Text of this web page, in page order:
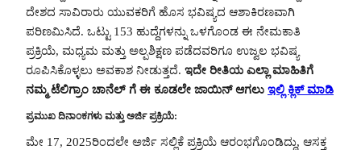
ದೇಶದ ಸಾವಿರಾರು ಯುವಕರಿಗೆ ಹೊಸ ಭವಿಷ್ಯದ ಆಶಾಕಿರಣವಾಗಿ
ಪರಿಣಮಿಸಿದೆ. ಒಟ್ಟು 153 ಹುದ್ದೆಗಳನ್ನು ಒಳಗೊಂಡ ಈ ನೇಮಕಾತಿ
ಪ್ರಕ್ರಿಯೆ, ಮಧ್ಯಮ ಮತ್ತು ಅಲ್ಪಶಿಕ್ಷಣ ಪಡೆದವರಿಗೂ ಉಜ್ವಲ ಭವಿಷ್ಯ
ರೂಪಿಸಿಕೊಳ್ಳಲು ಅವಕಾಶ ನೀಡುತ್ತದೆ. ಇದೇ ರೀತಿಯ ಎಲ್ಲಾ ಮಾಹಿತಿಗೆ
ನಮ್ಮ ಟೆಲಿಗ್ರಾಂ ಚಾನೆಲ್ ಗೆ ಈ ಕೂಡಲೇ ಜಾಯಿನ್ ಆಗಲು ಇಲ್ಲಿ ಕ್ಲಿಕ್ ಮಾಡಿ
ಪ್ರಮುಖ ದಿನಾಂಕಗಳು ಮತ್ತು ಅರ್ಜಿ ಪ್ರಕ್ರಿಯೆ:
ಮೇ 17, 2025ರಿಂದಲೇ ಅರ್ಜಿ ಸಲ್ಲಿಕೆ ಪ್ರಕ್ರಿಯೆ ಆರಂಭಗೊಂಡಿದ್ದು, ಆಸಕ್ತ